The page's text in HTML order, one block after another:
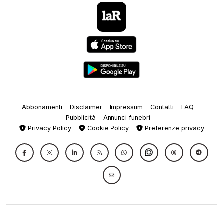
Abbonamenti Disclaimer Impressum Contatti
FAQ
Pubblicità
Annunci funebri
Privacy Policy
Cookie Policy Preferenze privacy